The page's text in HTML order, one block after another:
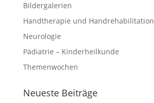
Bildergalerien
Handtherapie und Handrehabilitation
Neurologie
Pädiatrie – Kinderheilkunde
Themenwochen
Neueste Beiträge